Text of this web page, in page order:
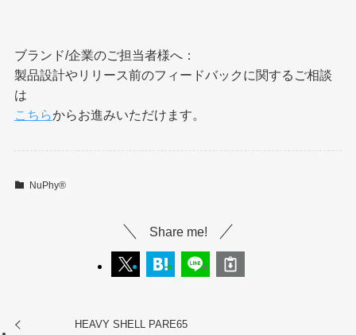
ブランド/企業のご担当者様へ：
製品設計やリリース前のフィードバックに関するご相談
は
こちらからお進みいただけます。
NuPhy®︎
Share me!
HEAVY SHELL PARE65